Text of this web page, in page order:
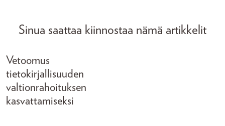
Sinua saattaa kiinnostaa nämä artikkelit
Vetoomus
tietokirjallisuuden
valtionrahoituksen
kasvattamiseksi